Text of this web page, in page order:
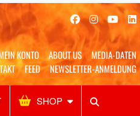
KONTO ABOUT US
MEDIA-DATEN
FEED NEWSLETTER-ANMELDUNG
SHOP
Shop SUCHEN